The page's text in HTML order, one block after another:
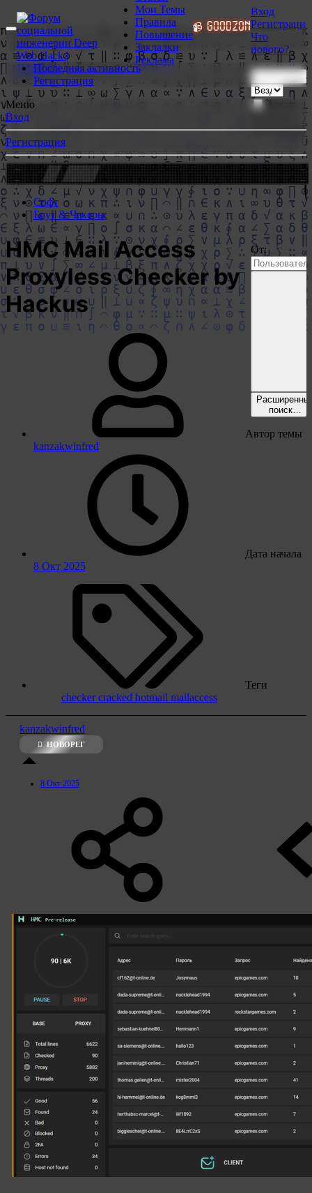
Мои Темы
Правила
Повышение
Закладки
Реклама
НЕ НУЖНЫ! 📹 GoodZone.live видео без
Вход
Регистрация
Что
нового?
заголовках
От:
поиск…
Последняя активность
Регистрация
Меню
Вход
Регистрация
МЕСТО СВОБОДНО -
Софт
Брут & Чекеры
HMC Mail Access
Proxyless Checker by
Hackus
Автор темы
kanzakwinfred
Дата начала
8 Окт 2025
Теги
checkercracked hotmail mailaccess
kanzakwinfred
НОВОРЕГ
8 Окт 2025